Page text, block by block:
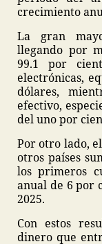
crecimiento
La gran
llegando por
99.1 por
electrónicas,
dólares,
efectivo,
del uno por
Por otro lado,
otros países
los primeros
anual de 6 por
2025.
Con estos
dinero que